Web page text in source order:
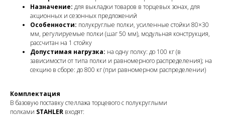
Назначение: для выкладки товаров в торцевых зонах, для
акционных и сезонных предложений
Особенности: полукруглые полки, усиленные стойки 80×30
мм, регулируемые полки (шаг 50 мм), модульная конструкция,
рассчитан на 1 стойку
Допустимая нагрузка: на одну полку: до 100 кг (в
зависимости от типа полки и равномерного распределения); на
секцию в сборе: до 800 кг (при равномерном распределении)
Комплектация
В базовую поставку стеллажа торцевого с полукруглыми
полками STAHLER входят: